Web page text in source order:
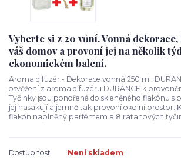
Vyberte si z 20 vůní. Vonná
váš domov a provoní jej na několik
ekonomickém balení.
Aroma difuzér - Dekorace vonná 250 ml.
osvěžení z aroma difuzéru DURANCE k
Tyčinky jsou ponořené do skleněného flakónu s
jej nasakují a jemně tak provoní okolní prostor.
flakón naplněný parfémem a 8 ratanových
Dostupnost
Není skladem